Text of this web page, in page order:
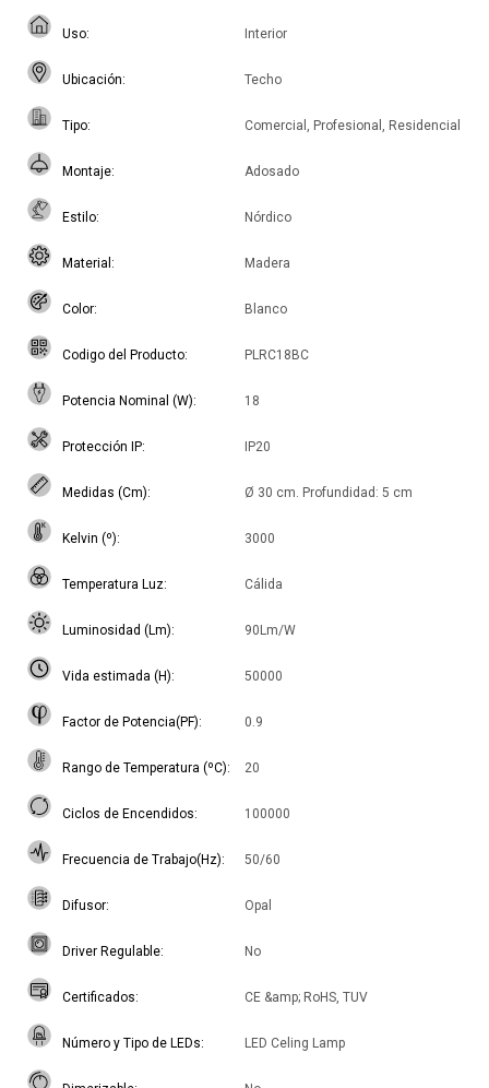
Uso Interior
Ubicación Techo
Tipo Comercial, Profesional, Residencial
Montaje Adosado
Estilo Nórdico
Material Madera
Color Blanco
Codigo del Producto PLRC18BC
Potencia Nominal (W) 18
Protección IP IP20
Medidas (Cm) Ø 30 cm. Profundidad: 5 cm
Kelvin (º) 3000
Temperatura Luz Cálida
Luminosidad (Lm) 90Lm/W
Vida estimada (H) 50000
Factor de Potencia(PF) 0.9
Rango de Temperatura (ºC) 20
Ciclos de Encendidos 100000
Frecuencia de Trabajo(Hz) 50/60
Difusor Opal
Driver Regulable No
Certificados CE &amp; RoHS, TUV
Número y Tipo de LEDs LED Celing Lamp